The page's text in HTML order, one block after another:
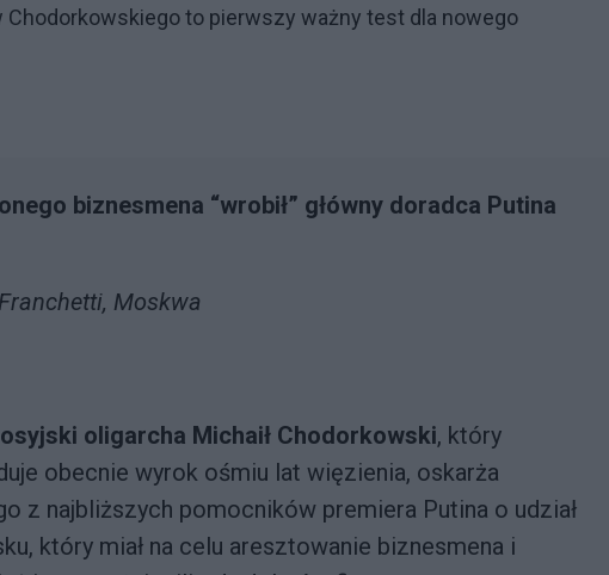
to pierwszy ważny test dla nowego
biznesmena “wrobił” główny doradca Putina
Moskwa
oligarcha Michaił Chodorkowski, który
obecnie wyrok ośmiu lat więzienia, oskarża
z najbliższych pomocników premiera Putina o udział
który miał na celu aresztowanie biznesmena i